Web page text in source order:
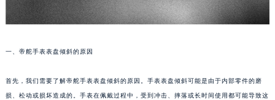
一、帝舵手表表盘倾斜的原因
首先，我们需要了解帝舵手表表盘倾斜的原因。手表表盘倾斜可能是由于内部零件的磨
损、松动或损坏造成的。手表在佩戴过程中，受到冲击、摔落或长时间使用都可能导致这